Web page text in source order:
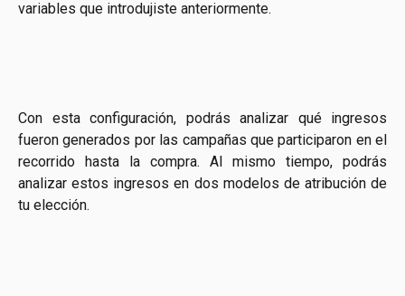
variables que introdujiste anteriormente.
Con esta configuración, podrás analizar qué ingresos
fueron generados por las campañas que participaron en el
recorrido hasta la compra. Al mismo tiempo, podrás
analizar estos ingresos en dos modelos de atribución de
tu elección.